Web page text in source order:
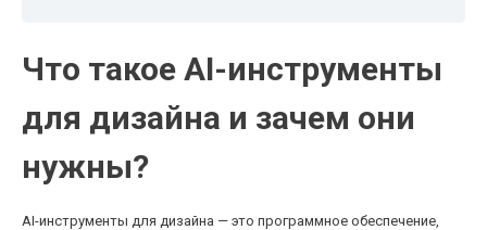
Что такое AI-инструменты
для дизайна и зачем они
нужны?
AI-инструменты для дизайна — это программное обеспечение,